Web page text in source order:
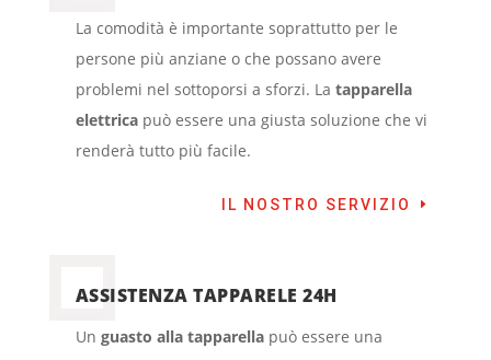
La comodità è importante soprattutto per le
persone più anziane o che possano avere
problemi nel sottoporsi a sforzi. La tapparella
elettricapuò essere una giusta soluzione che vi
renderà tutto più facile.
IL NOSTRO SERVIZIO
ASSISTENZA TAPPARELE 24H
Un guasto alla tapparellapuò essere una